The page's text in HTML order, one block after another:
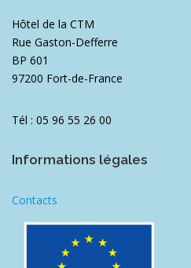
Hôtel de la CTM
Rue Gaston-Defferre
BP 601
97200 Fort-de-France
Tél : 05 96 55 26 00
Informations légales
Contacts